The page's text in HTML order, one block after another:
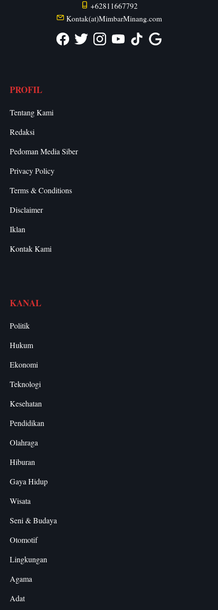
+62811667792
Kontak(at)MimbarMinang.com
PROFIL
Tentang Kami
Redaksi
Pedoman Media Siber
Privacy Policy
Terms & Conditions
Disclaimer
Iklan
Kontak Kami
KANAL
Politik
Hukum
Ekonomi
Teknologi
Kesehatan
Pendidikan
Olahraga
Hiburan
Gaya Hidup
Wisata
Seni & Budaya
Otomotif
Lingkungan
Agama
Adat